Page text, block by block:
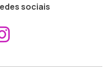
sociais
ao